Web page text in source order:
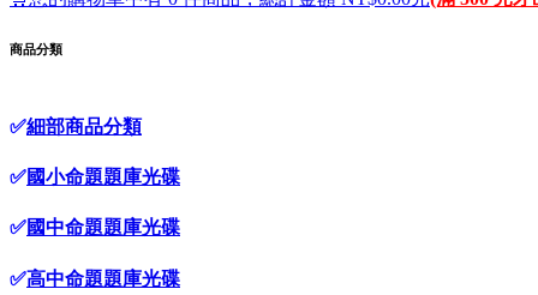
商品分類
✅細部商品分類
✅國小命題題庫光碟
✅國中命題題庫光碟
✅高中命題題庫光碟